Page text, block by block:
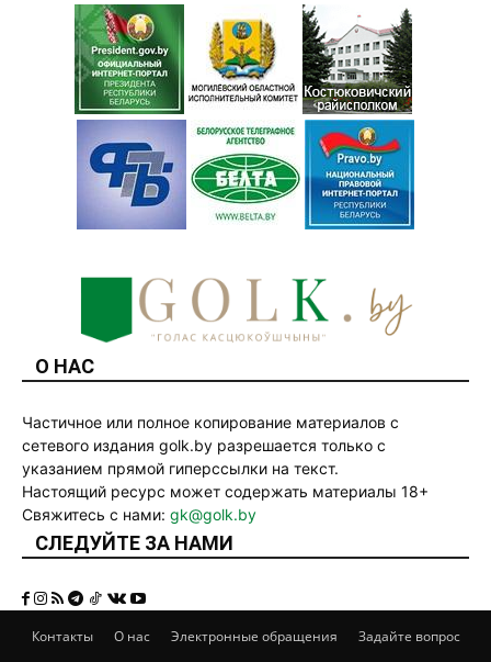
О НАС
Частичное или полное копирование материалов с
сетевого издания golk.by разрешается только с
указанием прямой гиперссылки на текст.
Настоящий ресурс может содержать материалы 18+
Свяжитесь с нами: gk@golk.by
СЛЕДУЙТЕ ЗА НАМИ
Контакты О нас Электронные обращения Задайте вопрос